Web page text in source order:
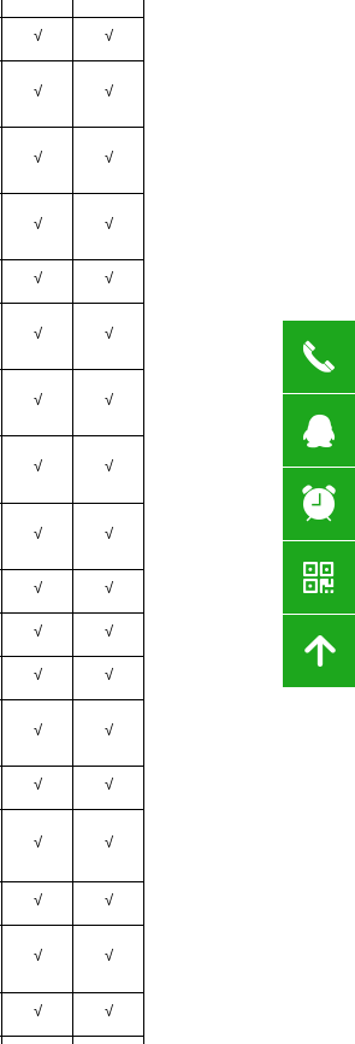
√ √
√ √
√ √
√ √
√ √
√ √
√ √
√ √
√ √
√ √
√ √
√ √
√ √
√ √
√ √
√ √
√ √
√ √
끅
뀩
뀥
낃
녕